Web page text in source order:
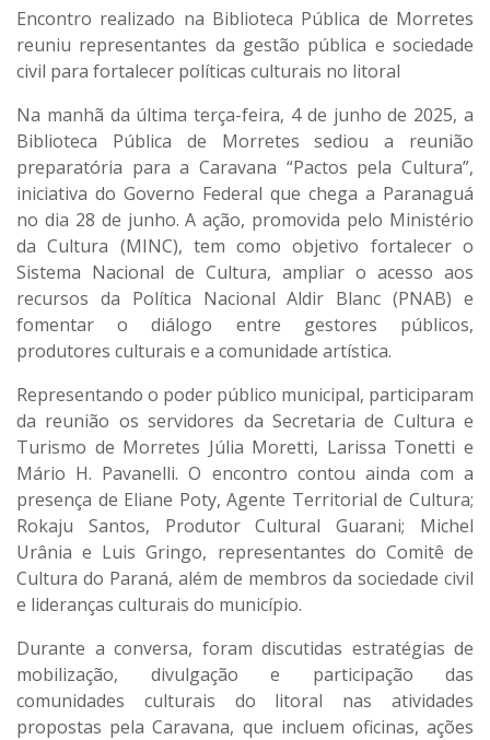
Encontro realizado na Biblioteca Pública de Morretes
reuniu representantes da gestão pública e sociedade
civil para fortalecer políticas culturais no litoral
Na manhã da última terça-feira, 4 de junho de 2025, a
Biblioteca Pública de Morretes sediou a reunião
preparatória para a Caravana “Pactos pela Cultura”,
iniciativa do Governo Federal que chega a Paranaguá
no dia 28 de junho. A ação, promovida pelo Ministério
da Cultura (MINC), tem como objetivo fortalecer o
Sistema Nacional de Cultura, ampliar o acesso aos
recursos da Política Nacional Aldir Blanc (PNAB) e
fomentar o diálogo entre gestores públicos,
produtores culturais e a comunidade artística.
Representando o poder público municipal, participaram
da reunião os servidores da Secretaria de Cultura e
Turismo de Morretes Júlia Moretti, Larissa Tonetti e
Mário H. Pavanelli. O encontro contou ainda com a
presença de Eliane Poty, Agente Territorial de Cultura;
Rokaju Santos, Produtor Cultural Guarani; Michel
Urânia e Luis Gringo, representantes do Comitê de
Cultura do Paraná, além de membros da sociedade civil
e lideranças culturais do município.
Durante a conversa, foram discutidas estratégias de
mobilização, divulgação e participação das
comunidades culturais do litoral nas atividades
propostas pela Caravana, que incluem oficinas, ações